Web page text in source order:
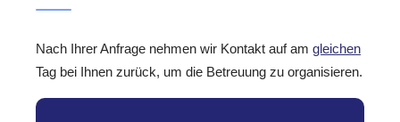
Nach Ihrer Anfrage nehmen wir Kontakt auf am gleichen
Tag bei Ihnen zurück, um die Betreuung zu organisieren.